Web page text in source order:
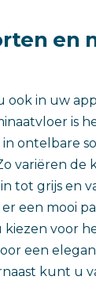
en
ook in uw
is
ontelbare
variëren de
tot grijs en
een mooi
voor
een
kunt u